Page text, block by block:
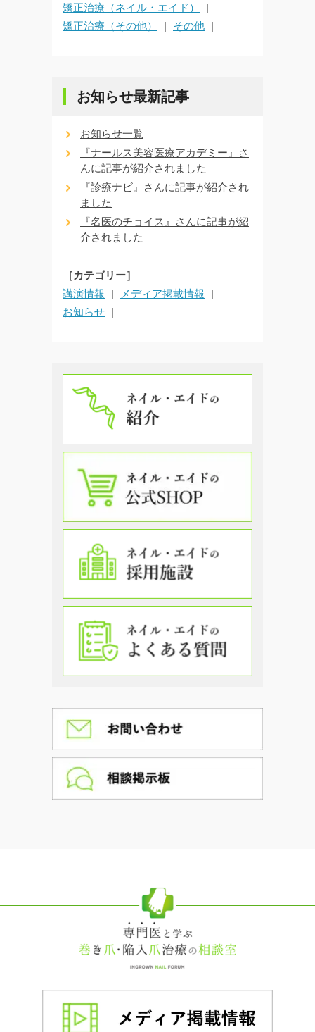
矯正治療（ネイル・エイド）
矯正治療（その他）
その他
お知らせ最新記事
お知らせ一覧
『ナールス美容医療アカデミー』さ
んに記事が紹介されました
『診療ナビ』さんに記事が紹介され
ました
『名医のチョイス』さんに記事が紹
介されました
［カテゴリー］
講演情報
メディア掲載情報
お知らせ